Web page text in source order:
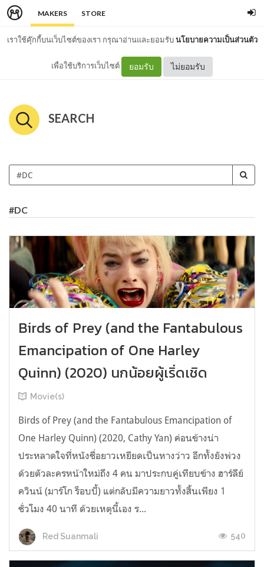
MAKERS STORE
เราใช้คุ๊กกี้บนเว็บไซต์ของเรา กรุณาอ่านและยอมรับนโยบายความเป็นส่วนตัว
เพื่อใช้บริการเว็บไซต์ ยอมรับ ไม่ยอมรับ
SEARCH
#DC
Birds of Prey (and the Fantabulous
Emancipation of One Harley
Quinn) (2020) นกน้อยผู้เริ่ดเชิด
Movie(s)
Birds of Prey (and the Fantabulous Emancipation of
One Harley Quinn) (2020, Cathy Yan) ค่อนข้างน่า
ประหลาดใจที่หนังชื่อยาวเหยียดเป็นหางว่าว อีกทั้งยังพ่วง
ด้วยตัวละครหน้าใหม่ถึง 4 คน มาประกบคู่เทียบข้าง ฮาร์ลีย์
ควินน์ (มาร์โก ร็อบบี้) แต่กลับมีความยาวทั้งสิ้นเพียง 1
ชั่วโมง 40 นาที ด้วยเหตุนี้เอง ร...
Red Suanmali 540